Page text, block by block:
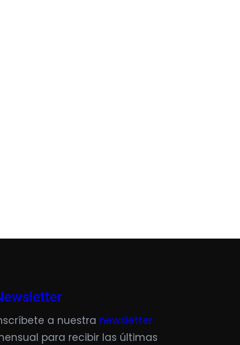
a nuestra newsletter
para recibir las últimas